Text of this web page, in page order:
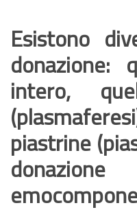
Esistono
donazione:
intero,
piastrine